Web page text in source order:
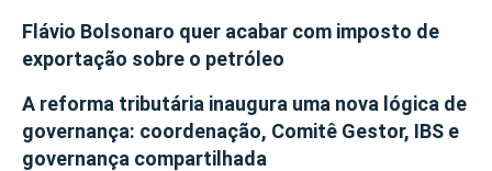
Flávio Bolsonaro quer acabar com imposto de
exportação sobre o petróleo
A reforma tributária inaugura uma nova lógica de
governança: coordenação, Comitê Gestor, IBS e
governança compartilhada